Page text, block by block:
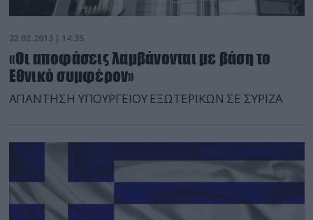
22.02.2013 | 14:35
«Οι αποφάσεις λαμβάνονται με βάση το
Εθνικό συμφέρον»
ΑΠΑΝΤΗΣΗ ΥΠΟΥΡΓΕΙΟΥ ΕΞΩΤΕΡΙΚΩΝ ΣΕ ΣΥΡΙΖΑ